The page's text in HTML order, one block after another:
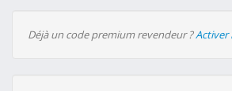
Déjà un code premium revendeur ?Activer